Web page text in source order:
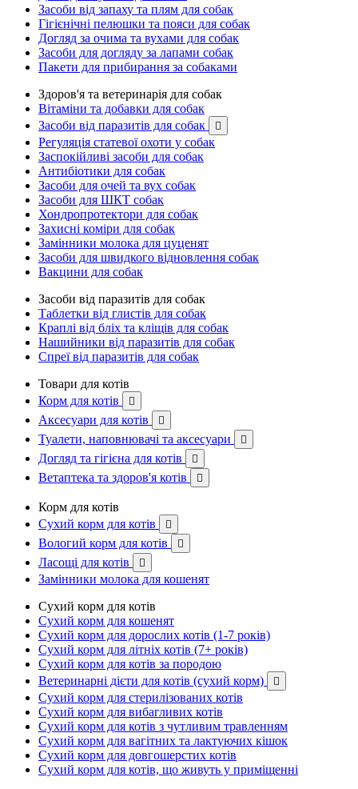
Засоби від запаху та плям для собак
Гігієнічні пелюшки та пояси для собак
Догляд за очима та вухами для собак
Засоби для догляду за лапами собак
Пакети для прибирання за собаками
Здоров'я та ветеринарія для собак
Вітаміни та добавки для собак
Засоби від паразитів для собак

Регуляція статевої охоти у собак
Заспокійливі засоби для собак
Антибіотики для собак
Засоби для очей та вух собак
Засоби для ШКТ собак
Хондропротектори для собак
Захисні коміри для собак
Замінники молока для цуценят
Засоби для швидкого відновлення собак
Вакцини для собак
Засоби від паразитів для собак
Таблетки від глистів для собак
Краплі від бліх та кліщів для собак
Нашийники від паразитів для собак
Спреї від паразитів для собак
Товари для котів
Корм для котів

Аксесуари для котів 
Туалети, наповнювачі та аксесуари 
Догляд та гігієна для котів 
Ветаптека та здоров'я котів 
Корм для котів
Сухий корм для котів

Вологий корм для котів 
Ласощі для котів 
Замінники молока для кошенят
Сухий корм для котів
Сухий корм для кошенят
Сухий корм для дорослих котів (1-7 років)
Сухий корм для літніх котів (7+ років)
Сухий корм для котів за породою
Ветеринарні дієти для котів (сухий корм)

Сухий корм для стерилізованих котів
Сухий корм для вибагливих котів
Сухий корм для котів з чутливим травленням
Сухий корм для вагітних та лактуючих кішок
Сухий корм для довгошерстих котів
Сухий корм для котів, що живуть у приміщенні